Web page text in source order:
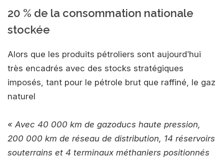
20 % de la consommation nationale
stockée
Alors que les produits pétroliers sont aujourd’hui
très encadrés avec des stocks stratégiques
imposés, tant pour le pétrole brut que raffiné, le gaz
naturel
« Avec 40 000 km de gazoducs haute pression,
200 000 km de réseau de distribution, 14 réservoirs
souterrains et 4 terminaux méthaniers positionnés